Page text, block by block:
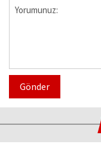
Gönder